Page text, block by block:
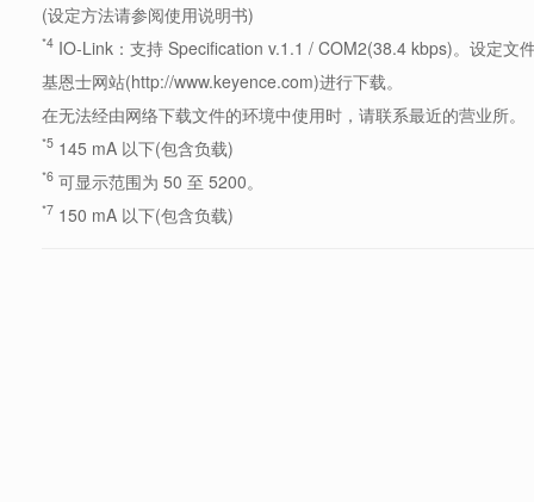
(设定方法请参阅使用说明书)
*4 IO-Link：支持 Specification v.1.1 / COM2(38.4 kbps)。设定文
基恩士网站(http://www.keyence.com)进行下载。
在无法经由网络下载文件的环境中使用时，请联系最近的营业所。
*5 145 mA 以下(包含负载)
*6 可显示范围为 50 至 5200。
*7 150 mA 以下(包含负载)